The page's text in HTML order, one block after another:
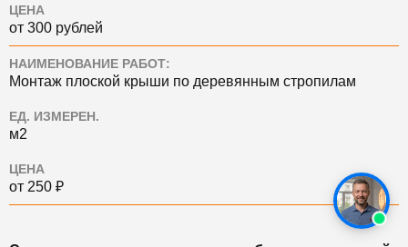
ЦЕНА
от 300 рублей
НАИМЕНОВАНИЕ РАБОТ:
Монтаж плоской крыши по деревянным стропилам
ЕД. ИЗМЕРЕН.
м2
ЦЕНА
от 250 ₽